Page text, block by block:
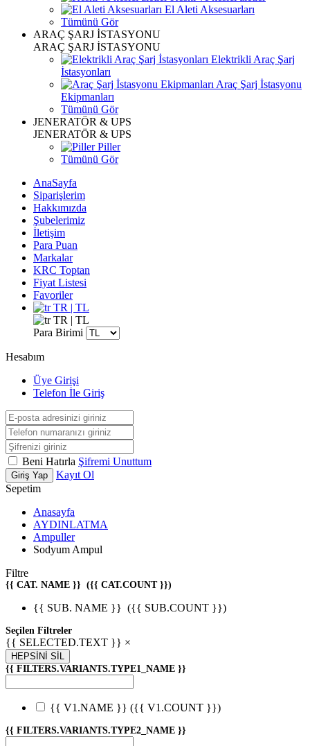
El Aleti Aksesuarları
Tümünü Gör
ARAÇ ŞARJ İSTASYONU
ARAÇ ŞARJ İSTASYONU
Elektrikli Araç Şarj
İstasyonları
Araç Şarj İstasyonu
Ekipmanları
Tümünü Gör
JENERATÖR & UPS
JENERATÖR & UPS
Piller
Tümünü Gör
AnaSayfa
Siparişlerim
Hakkımızda
Şubelerimiz
İletişim
Para Puan
Markalar
KRC Toptan
Fiyat Listesi
Favoriler
TR | TL
TR | TL
Para Birimi
Hesabım
Üye Girişi
Telefon İle Giriş
Beni Hatırla Şifremi Unuttum
Giriş Yap
Kayıt Ol
Sepetim
Anasayfa
AYDINLATMA
Ampuller
Sodyum Ampul
Filtre
{{ CAT. NAME }} ({{ CAT.COUNT }})
{{ SUB. NAME }} ({{ SUB.COUNT }})
Seçilen Filtreler
{{ SELECTED.TEXT }} ×
HEPSİNİ SİL
{{ FILTERS.VARIANTS.TYPE1_NAME }}
{{ V1.NAME }} ({{ V1.COUNT }})
{{ FILTERS.VARIANTS.TYPE2_NAME }}